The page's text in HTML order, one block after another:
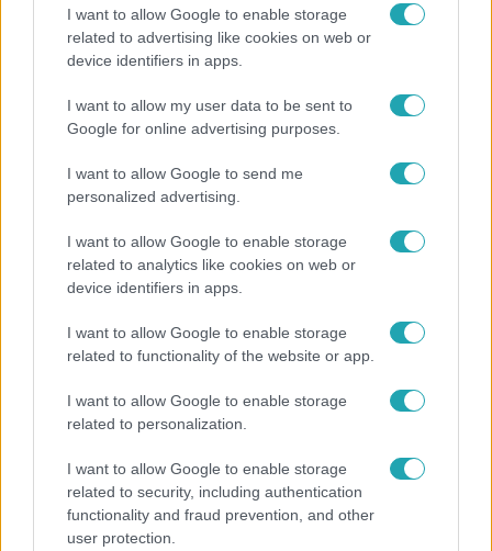
I want to allow Google to enable storage
related to advertising like cookies on web or
device identifiers in apps.
I want to allow my user data to be sent to
Google for online advertising purposes.
I want to allow Google to send me
personalized advertising.
I want to allow Google to enable storage
related to analytics like cookies on web or
device identifiers in apps.
I want to allow Google to enable storage
related to functionality of the website or app.
I want to allow Google to enable storage
related to personalization.
I want to allow Google to enable storage
related to security, including authentication
functionality and fraud prevention, and other
user protection.
Életmód
Gyakori tévhit dől meg a ventilátorról – így
Törőcsik Franciska nosztalgiázott: előkerült